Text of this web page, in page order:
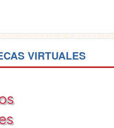
VIRTUALES